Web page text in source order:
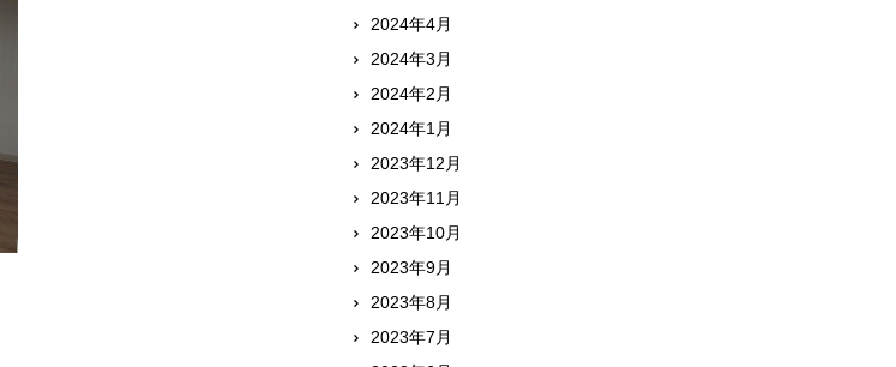
2024年4月
2024年3月
2024年2月
2024年1月
2023年12月
2023年11月
2023年10月
2023年9月
2023年8月
2023年7月